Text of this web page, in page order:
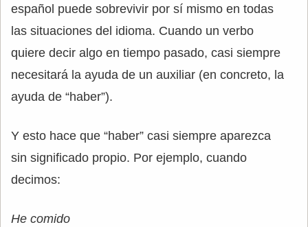
español puede sobrevivir por sí mismo en todas
las situaciones del idioma. Cuando un verbo
quiere decir algo en tiempo pasado, casi siempre
necesitará la ayuda de un auxiliar (en concreto, la
ayuda de “haber”).
Y esto hace que “haber” casi siempre aparezca
sin significado propio. Por ejemplo, cuando
decimos:
He comido